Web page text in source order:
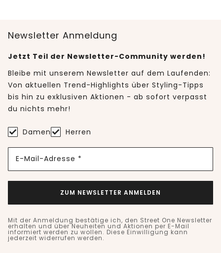
Newsletter Anmeldung
Jetzt Teil der Newsletter-Community werden!
Bleibe mit unserem Newsletter auf dem Laufenden:
Von aktuellen Trend-Highlights über Styling-Tipps
bis hin zu exklusiven Aktionen - ab sofort verpasst
du nichts mehr!
Damen Herren
E-Mail-Adresse *
ZUM NEWSLETTER ANMELDEN
Mit der Anmeldung bestätige ich, den Street One Newsletter
erhalten und über Neuheiten und Aktionen per E-Mail
informiert werden zu wollen. Diese Einwilligung kann
jederzeit widerrufen werden.